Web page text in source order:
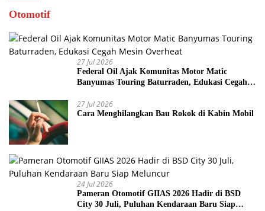
Otomotif
27 Jul 2026
Federal Oil Ajak Komunitas Motor Matic
Banyumas Touring Baturraden, Edukasi Cegah
27 Jul 2026
Cara Menghilangkan Bau Rokok di Kabin Mobil
24 Jul 2026
Pameran Otomotif GIIAS 2026 Hadir di BSD
City 30 Juli, Puluhan Kendaraan Baru Siap